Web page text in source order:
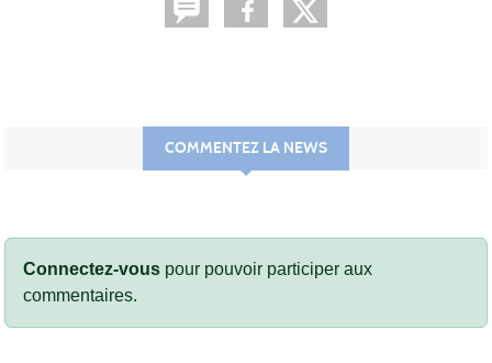
COMMENTEZ LA NEWS
Connectez-vous pour pouvoir participer aux
commentaires.